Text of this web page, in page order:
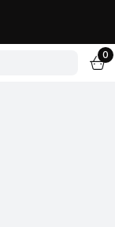
0